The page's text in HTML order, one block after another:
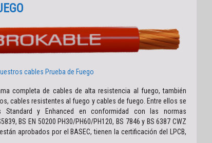
cables Prueba de Fuego
completa de cables de alta resistencia al fuego, también
cables resistentes al fuego y cables de fuego. Entre ellos se
Standard y Enhanced en conformidad con las normas
BS EN 50200 PH30/PH60/PH120, BS 7846 y BS 6387 CWZ
aprobados por el BASEC, tienen la certificación del LPCB,